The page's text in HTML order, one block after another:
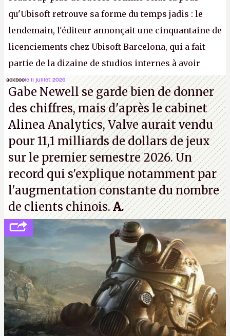
qu'Ubisoft retrouve sa forme du temps jadis : le
lendemain, l'éditeur annonçait une cinquantaine de
licenciements chez Ubisoft Barcelona, qui a fait
partie de la dizaine de studios internes à avoir
travaillé sur cetAssassin's Creedsous la direction
d'Ubisoft Singapour.A.
ackboole 11 juillet 2026
Gabe Newell se garde bien de donner
des chiffres, mais d'après le cabinet
Alinea Analytics, Valve aurait vendu
pour 11,1 milliards de dollars de jeux
sur le premier semestre 2026. Un
record qui s'explique notamment par
l'augmentation constante du nombre
de clients chinois.A.